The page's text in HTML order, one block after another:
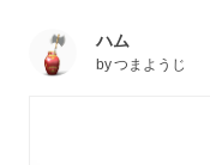
ハム
byつまようじ